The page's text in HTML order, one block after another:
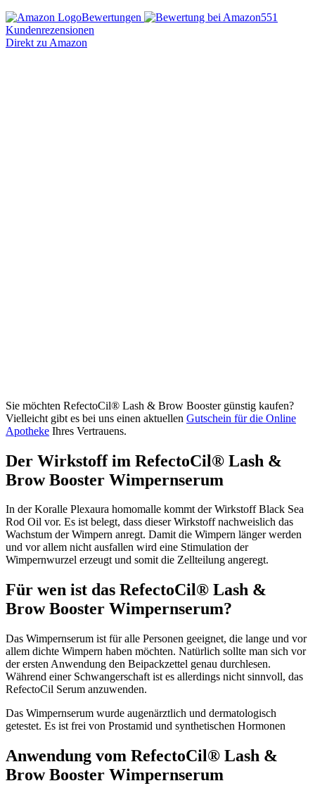
Bewertungen
551
Kundenrezensionen
Direkt zu Amazon
Sie möchten RefectoCil® Lash & Brow Booster günstig kaufen?
Vielleicht gibt es bei uns einen aktuellen Gutschein für die Online
Apotheke Ihres Vertrauens.
Der Wirkstoff im RefectoCil® Lash &
Brow Booster Wimpernserum
In der Koralle Plexaura homomalle kommt der Wirkstoff Black Sea
Rod Oil vor. Es ist belegt, dass dieser Wirkstoff nachweislich das
Wachstum der Wimpern anregt. Damit die Wimpern länger werden
und vor allem nicht ausfallen wird eine Stimulation der
Wimpernwurzel erzeugt und somit die Zellteilung angeregt.
Für wen ist das RefectoCil® Lash &
Brow Booster Wimpernserum?
Das Wimpernserum ist für alle Personen geeignet, die lange und vor
allem dichte Wimpern haben möchten. Natürlich sollte man sich vor
der ersten Anwendung den Beipackzettel genau durchlesen.
Während einer Schwangerschaft ist es allerdings nicht sinnvoll, das
RefectoCil Serum anzuwenden.
Das Wimpernserum wurde augenärztlich und dermatologisch
getestet. Es ist frei von Prostamid und synthetischen Hormonen
Anwendung vom RefectoCil® Lash &
Brow Booster Wimpernserum